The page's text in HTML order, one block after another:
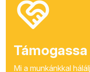
Mi a munkánkkal